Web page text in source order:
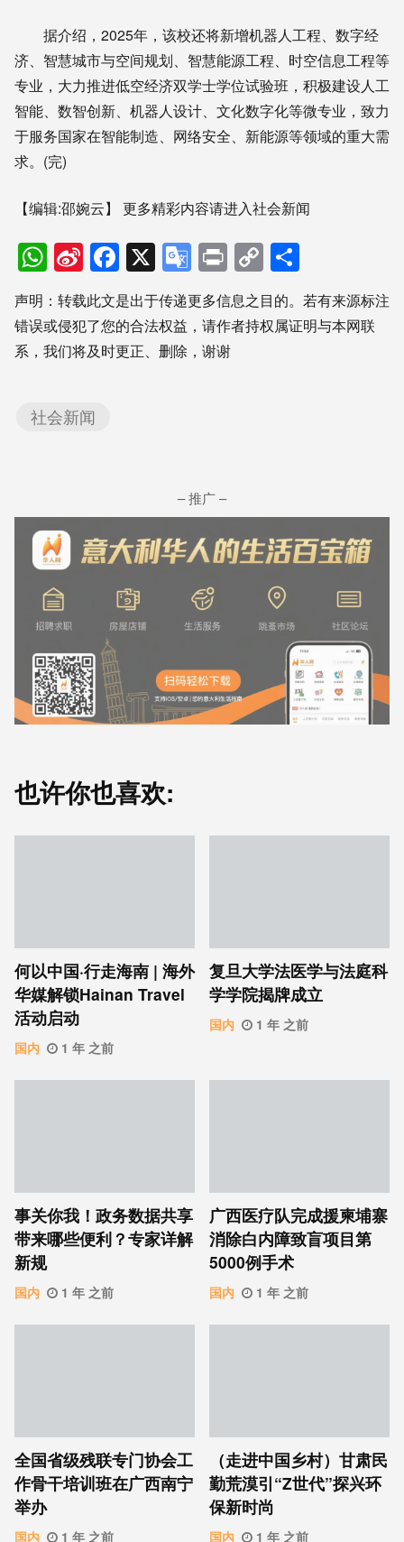
据介绍，2025年，该校还将新增机器人工程、数字经
济、智慧城市与空间规划、智慧能源工程、时空信息工程等
专业，大力推进低空经济双学士学位试验班，积极建设人工
智能、数智创新、机器人设计、文化数字化等微专业，致力
于服务国家在智能制造、网络安全、新能源等领域的重大需
求。(完)
【编辑:邵婉云】 更多精彩内容请进入社会新闻
WhatsApp
Sina
Weibo
Facebook
X Google
Translate
PrintCopy
Link享
声明：转载此文是出于传递更多信息之目的。若有来源标注
错误或侵犯了您的合法权益，请作者持权属证明与本网联
系，我们将及时更正、删除，谢谢
社会新闻
– 推广 –
也许你也喜欢:
何以中国·行走海南 | 海外
华媒解锁Hainan Travel
活动启动
国内 1 年 之前
复旦大学法医学与法庭科
学学院揭牌成立
国内 1 年 之前
事关你我！政务数据共享
带来哪些便利？专家详解
新规
国内 1 年 之前
广西医疗队完成援柬埔寨
消除白内障致盲项目第
5000例手术
国内 1 年 之前
全国省级残联专门协会工
作骨干培训班在广西南宁
举办
国内 1 年 之前
（走进中国乡村）甘肃民
勤荒漠引“Z世代”探兴环
保新时尚
国内 1 年 之前